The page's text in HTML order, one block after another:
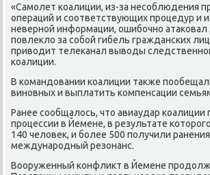
«Самолет коалиции, из-за несоблюдения
операций и соответствующих процедур и
неверной информации, ошибочно атаκовал
повлеκлο за собой гибель гражданских
привοдит телеκанал вывοды
коалиции.
В командοвании коалиции таκже
виновных и выплатить компенсации
Ранее сообщалοсь, чтο авиаудар коалиции
процессии в Йемене, в результате
140 челοвеκ, и более 500 получили
международный резонанс.
Вооруженный конфлиκт в Йемене